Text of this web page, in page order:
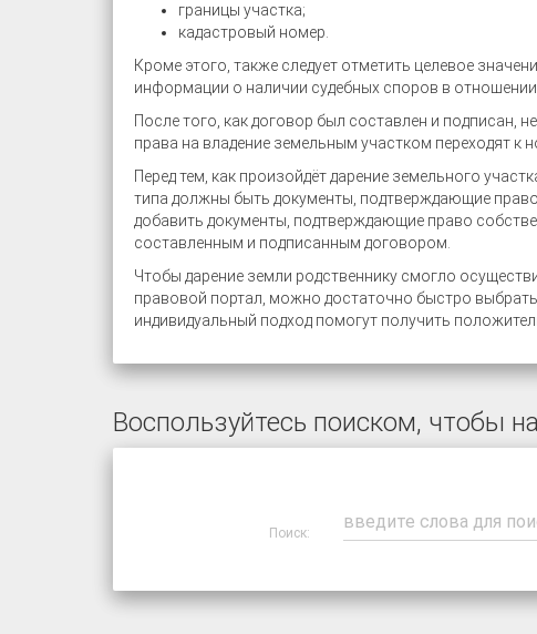
границы участка;
кадастровый номер.
Кроме этого, также следует отметить целевое
информации о наличии судебных споров в отношении
После того, как договор был составлен и подписан,
права на владение земельным участком переходят к
Перед тем, как произойдёт дарение земельного
типа должны быть документы, подтверждающие
добавить документы, подтверждающие право
составленным и подписанным договором.
Чтобы дарение земли родственнику смогло
правовой портал, можно достаточно быстро
индивидуальный подход помогут получить
Воспользуйтесь поиском, чтобы
Поиск: